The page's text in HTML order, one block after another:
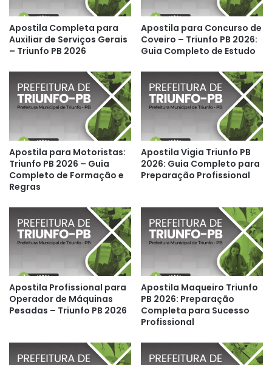
Apostila Completa para
Auxiliar de Serviços Gerais
– Triunfo PB 2026
Apostila para Concurso de
Coveiro – Triunfo PB 2026:
Guia Completo de Estudo
Apostila para Motoristas:
Triunfo PB 2026 – Guia
Completo de Formação e
Regras
Apostila Vigia Triunfo PB
2026: Guia Completo para
Preparação Profissional
Apostila Profissional para
Operador de Máquinas
Pesadas – Triunfo PB 2026
Apostila Maqueiro Triunfo
PB 2026: Preparação
Completa para Sucesso
Profissional